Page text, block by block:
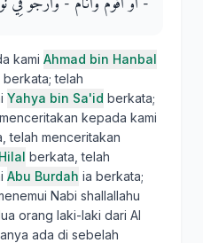
kami Ahmad bin Hanbal
telah
Yahya bin Sa'id berkata;
kepada kami
telah menceritakan
berkata, telah
Abu Burdah ia berkata;
Nabi shallallahu
orang laki-laki dari Al
ada di sebelah